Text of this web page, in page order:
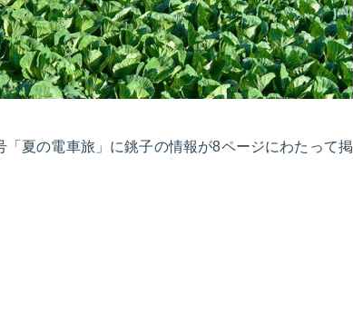
夏の電車旅」に銚子の情報が8ページにわたって掲